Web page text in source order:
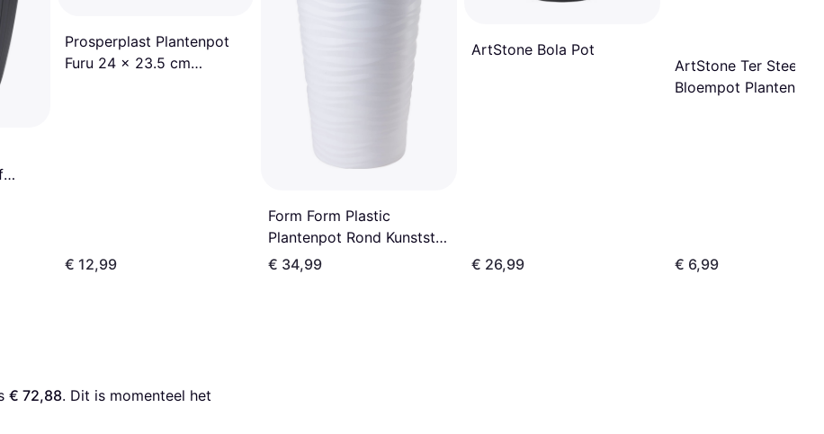
Prosperplast Plantenpot
Furu 24 x 23.5 cm
€ 12,99
Form Form Plastic
Plantenpot Rond Kunststof
Wit D40 x H79 cm
€ 34,99
ArtStone Bola Pot
€ 26,99
ArtStone Ter Steege
Bloempot Plantenpot
€ 6,99
€ 72,88. Dit is momenteel het